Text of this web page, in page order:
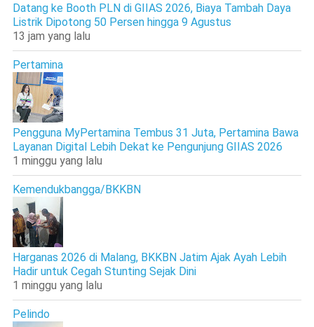
Datang ke Booth PLN di GIIAS 2026, Biaya Tambah Daya
Listrik Dipotong 50 Persen hingga 9 Agustus
13 jam yang lalu
Pertamina
Pengguna MyPertamina Tembus 31 Juta, Pertamina Bawa
Layanan Digital Lebih Dekat ke Pengunjung GIIAS 2026
1 minggu yang lalu
Kemendukbangga/BKKBN
Harganas 2026 di Malang, BKKBN Jatim Ajak Ayah Lebih
Hadir untuk Cegah Stunting Sejak Dini
1 minggu yang lalu
Pelindo